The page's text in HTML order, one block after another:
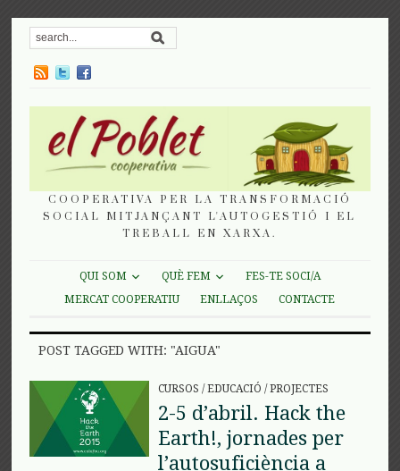
COOPERATIVA PER LA TRANSFORMACIÓ
SOCIAL MITJANÇANT L'AUTOGESTIÓ I EL
TREBALL EN XARXA.
QUI SOM QUÈ FEM
FES-TE SOCI/A
MERCAT COOPERATIU
ENLLAÇOS CONTACTE
POST TAGGED WITH: "AIGUA"
CURSOS /EDUCACIÓ /PROJECTES
2-5 d’abril. Hack the
Earth!, jornades per
l’autosuficiència a